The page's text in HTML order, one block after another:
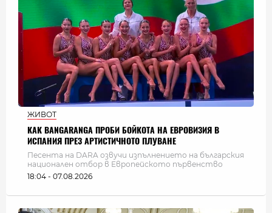
ЖИВОТ
КАК BANGARANGA ПРОБИ БОЙКОТА НА ЕВРОВИЗИЯ В
ИСПАНИЯ ПРЕЗ АРТИСТИЧНОТО ПЛУВАНЕ
Песента на DARA озвучи изпълнението на българския
национален отбор в Европейското първенство
18:04 - 07.08.2026